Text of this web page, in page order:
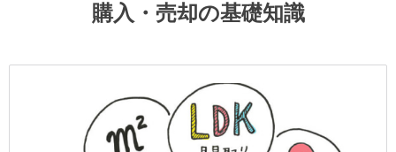
購入・売却の基礎知識